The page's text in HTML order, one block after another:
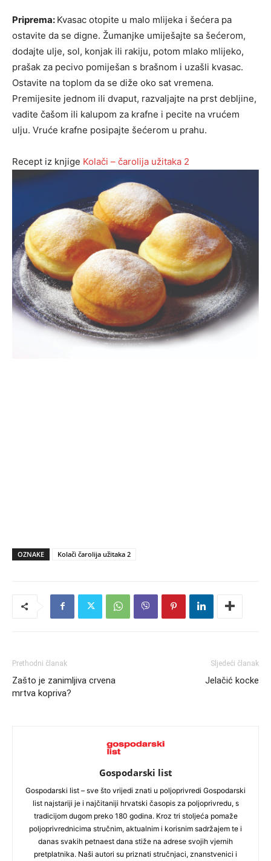
Priprema: Kvasac otopite u malo mlijeka i šećera pa
ostavite da se digne. Žumanjke umiješajte sa šećerom,
dodajte ulje, sol, konjak ili rakiju, potom mlako mlijeko,
prašak za pecivo pomiješan s brašnom i uzašli kvasac.
Ostavite na toplom da se diže oko sat vremena.
Premijesite jednom ili dvaput, razvaljajte na prst debljine,
vadite čašom ili kalupom za krafne i pecite na vrućem
ulju. Vruće krafne posipajte šećerom u prahu.
Recept iz knjige Kolači – čarolija užitaka 2
OZNAKE Kolači čarolija užitaka 2
Prethodni članak
Zašto je zanimljiva crvena
mrtva kopriva?
Sljedeći članak
Jelačić kocke
Gospodarski list
Gospodarski list – sve što vrijedi znati u poljoprivredi Gospodarski
list najstariji je i najčitaniji hrvatski časopis za poljoprivredu, s
tradicijom dugom preko 180 godina. Kroz tri stoljeća pomaže
poljoprivrednicima stručnim, aktualnim i korisnim sadržajem te i
danas svakih petnaest dana stiže na adrese svojih vjernih
pretplatnika. Naši autori su priznati stručnjaci, znanstvenici i